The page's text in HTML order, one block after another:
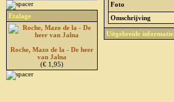
Etalage
Roche, Mazo de la - De heer
van Jalna
(€ 1,95)
Foto
Omschrijving
Uitgebreide